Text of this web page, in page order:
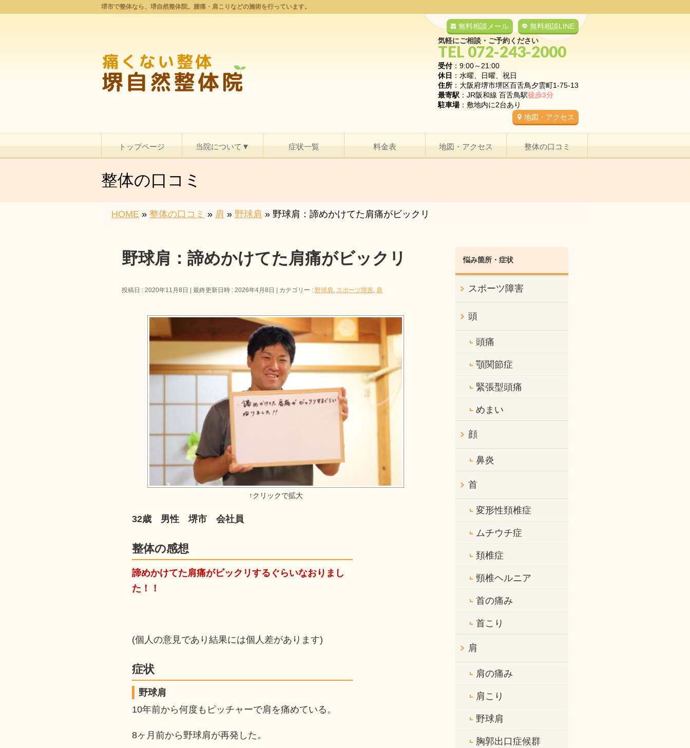
堺市で整体なら、堺自然整体院。腰痛・肩こりなどの施術を行っています。
無料相談LINE
無料相談メール
気軽にご相談・ご予約ください
TEL 072-243-2000
受付：9:00～21:00
休日 ：水曜、日曜、祝日
住所 ：大阪府堺市堺区百舌鳥夕雲町1-75-13
最寄駅 ：JR阪和線 百舌鳥駅徒歩3分
駐車場：敷地内に2台あり
地図・アクセス
トップページ 当院について▼ 症状一覧 料金表 地図・アクセス 整体の口コミ
整体の口コミ
HOME » 整体の口コミ » 肩 » 野球肩 » 野球肩：諦めかけてた肩痛がビックリ
野球肩：諦めかけてた肩痛がビックリ
投稿日 : 2020年11月8日 最終更新日時 : 2026年4月8日 カテゴリー : 野球肩, スポーツ障害, 肩
32歳 男性 堺市 会社員
整体の感想
諦めかけてた肩痛がビックリするぐらいなおりまし
た！！
(個人の意見であり結果には個人差があります)
症状
野球肩
10年前から何度もピッチャーで肩を痛めている。
8ヶ月前から野球肩が再発した。
悩み箇所・症状
スポーツ障害
頭
頭痛
顎関節症
緊張型頭痛
めまい
顔
鼻炎
首
変形性頚椎症
ムチウチ症
頚椎症
頸椎ヘルニア
首の痛み
首こり
肩
肩の痛み
肩こり
野球肩
胸郭出口症候群